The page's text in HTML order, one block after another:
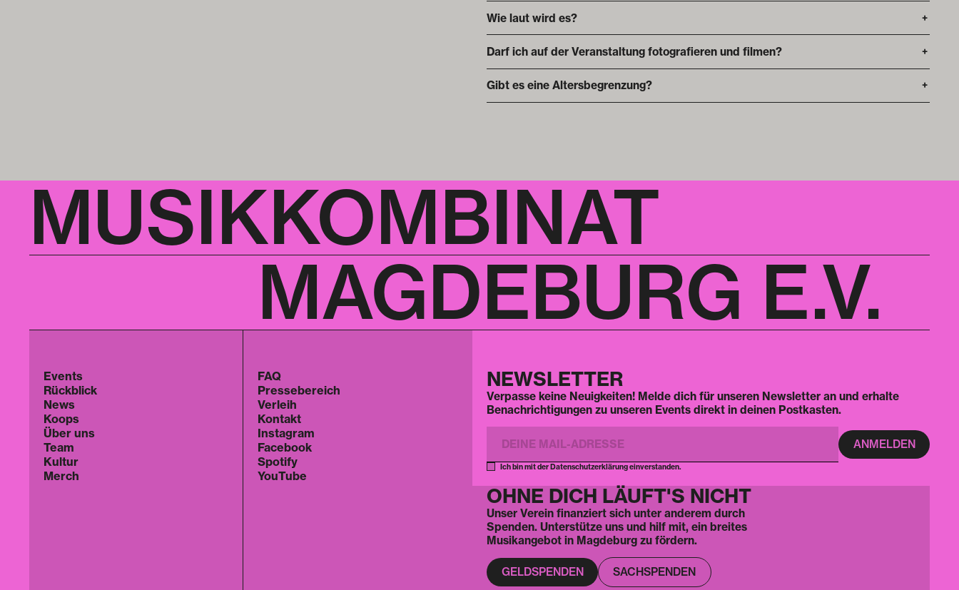
Wie laut wird es? +
Darf ich auf der Veranstaltung fotografieren und filmen? +
Gibt es eine Altersbegrenzung? +
MUSIKKOMBINAT
MAGDEBURG E.V.
Events
Rückblick
News
Koops
Über uns
Team
Kultur
Merch
FAQ
Pressebereich
Verleih
Kontakt
Instagram
Facebook
Spotify
YouTube
NEWSLETTER
Verpasse keine Neuigkeiten! Melde dich für unseren Newsletter an und erhalte
Benachrichtigungen zu unseren Events direkt in deinen Postkasten.
Ich bin mit der Datenschutzerklärung einverstanden.
OHNE DICH LÄUFT'S NICHT
Unser Verein finanziert sich unter anderem durch
Spenden. Unterstütze uns und hilf mit, ein breites
Musikangebot in Magdeburg zu fördern.
GELDSPENDEN SACHSPENDEN